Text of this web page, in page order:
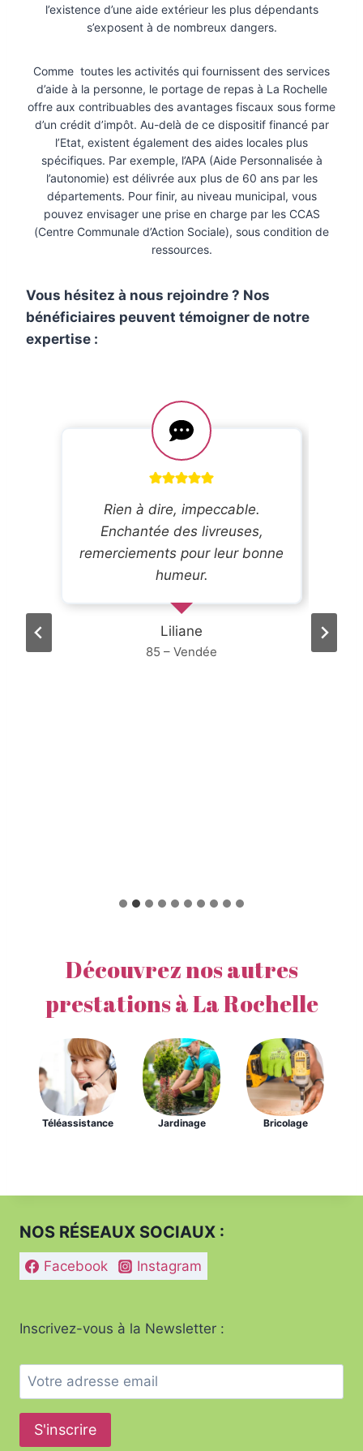
l’existence d’une aide extérieur les plus dépendants
s’exposent à de nombreux dangers.
Comme toutes les activités qui fournissent des services
d’aide à la personne, le portage de repas à La Rochelle
offre aux contribuables des avantages fiscaux sous forme
d’un crédit d’impôt. Au-delà de ce dispositif financé par
l’Etat, existent également des aides locales plus
spécifiques. Par exemple, l’APA (Aide Personnalisée à
l’autonomie) est délivrée aux plus de 60 ans par les
départements. Pour finir, au niveau municipal, vous
pouvez envisager une prise en charge par les CCAS
(Centre Communale d’Action Sociale), sous condition de
ressources.
Vous hésitez à nous rejoindre ? Nos
bénéficiaires peuvent témoigner de notre
expertise :
Rien à dire, impeccable.
Enchantée des livreuses,
remerciements pour leur bonne
humeur.
Liliane
85 – Vendée
Découvrez nos autres
prestations à La Rochelle
Téléassistance Jardinage Bricolage
NOS RÉSEAUX SOCIAUX :
Facebook Instagram
Inscrivez-vous à la Newsletter :